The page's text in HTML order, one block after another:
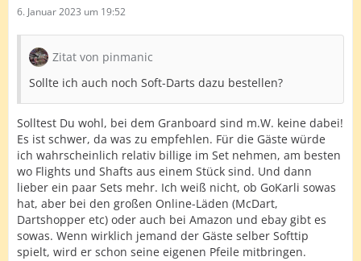
6. Januar 2023 um 19:52
Zitat von pinmanic
Sollte ich auch noch Soft-Darts dazu bestellen?
Solltest Du wohl, bei dem Granboard sind m.W. keine dabei!
Es ist schwer, da was zu empfehlen. Für die Gäste würde
ich wahrscheinlich relativ billige im Set nehmen, am besten
wo Flights und Shafts aus einem Stück sind. Und dann
lieber ein paar Sets mehr. Ich weiß nicht, ob GoKarli sowas
hat, aber bei den großen Online-Läden (McDart,
Dartshopper etc) oder auch bei Amazon und ebay gibt es
sowas. Wenn wirklich jemand der Gäste selber Softtip
spielt, wird er schon seine eigenen Pfeile mitbringen.